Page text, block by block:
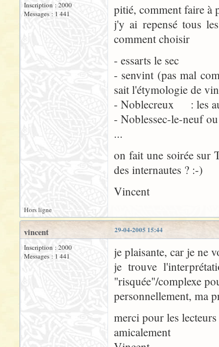
Inscription : 2000
Messages : 1 441
pitié, comment faire à
j'y ai repensé tous
comment choisir
- essarts le sec
- senvint (pas mal
sait l'étymologie de
- Noblecreux : les
- Noblessec-le-neuf
...
on fait une soirée sur
des internautes ? :-)
Vincent
Hors ligne
29-04-2005 15:44
vincent
Inscription : 2000
Messages : 1 441
je plaisante, car je ne
je trouve
"risquée"/complexe
personnellement, ma
merci pour les
amicalement